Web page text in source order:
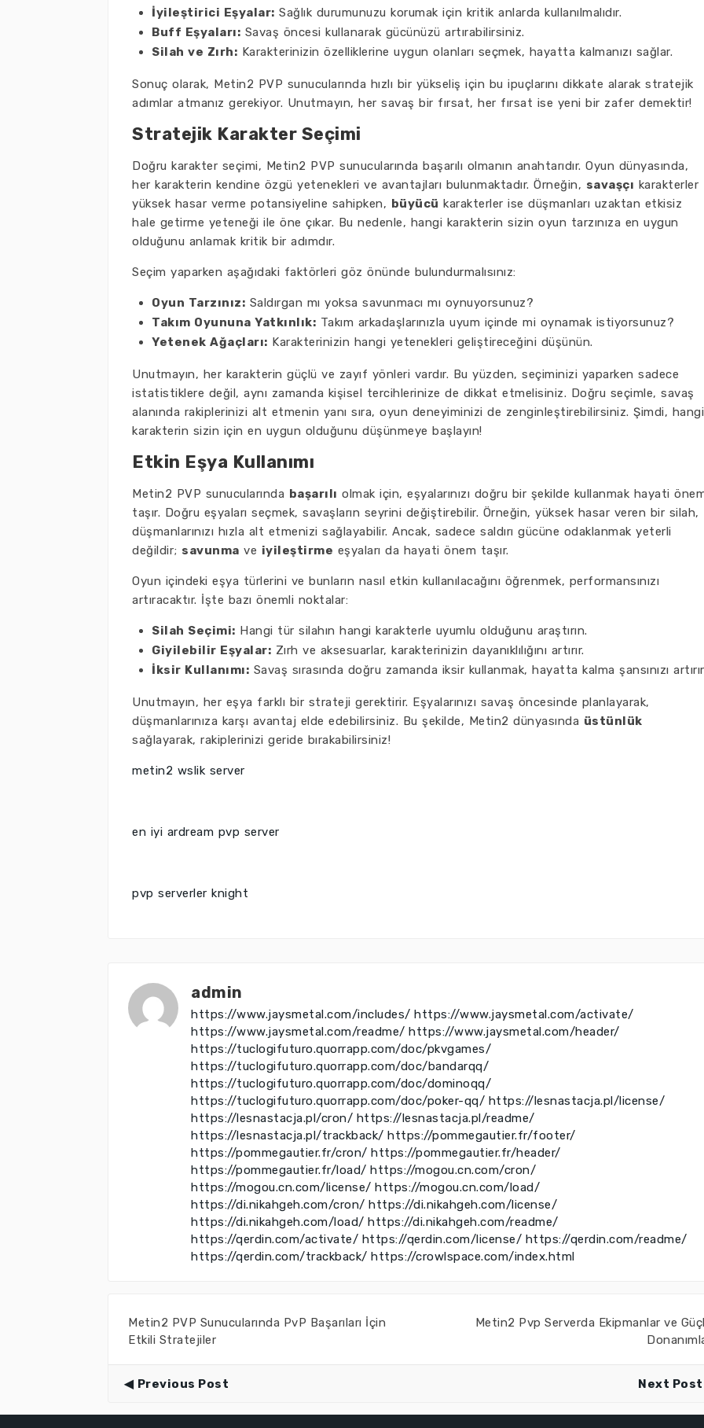
İyileştirici Eşyalar: Sağlık durumunuzu korumak için kritik anlarda kullanılmalıdır.
Buff Eşyaları: Savaş öncesi kullanarak gücünüzü artırabilirsiniz.
Silah ve Zırh: Karakterinizin özelliklerine uygun olanları seçmek, hayatta kalmanızı sağlar.
Sonuç olarak, Metin2 PVP sunucularında hızlı bir yükseliş için bu ipuçlarını dikkate alarak stratejik
adımlar atmanız gerekiyor. Unutmayın, her savaş bir fırsat, her fırsat ise yeni bir zafer demektir!
Stratejik Karakter Seçimi
Doğru karakter seçimi, Metin2 PVP sunucularında başarılı olmanın anahtarıdır. Oyun dünyasında,
her karakterin kendine özgü yetenekleri ve avantajları bulunmaktadır. Örneğin, savaşçı karakterler
yüksek hasar verme potansiyeline sahipken, büyücü karakterler ise düşmanları uzaktan etkisiz
hale getirme yeteneği ile öne çıkar. Bu nedenle, hangi karakterin sizin oyun tarzınıza en uygun
olduğunu anlamak kritik bir adımdır.
Seçim yaparken aşağıdaki faktörleri göz önünde bulundurmalısınız:
Oyun Tarzınız: Saldırgan mı yoksa savunmacı mı oynuyorsunuz?
Takım Oyununa Yatkınlık: Takım arkadaşlarınızla uyum içinde mi oynamak istiyorsunuz?
Yetenek Ağaçları: Karakterinizin hangi yetenekleri geliştireceğini düşünün.
Unutmayın, her karakterin güçlü ve zayıf yönleri vardır. Bu yüzden, seçiminizi yaparken sadece
istatistiklere değil, aynı zamanda kişisel tercihlerinize de dikkat etmelisiniz. Doğru seçimle, savaş
alanında rakiplerinizi alt etmenin yanı sıra, oyun deneyiminizi de zenginleştirebilirsiniz. Şimdi, hangi
karakterin sizin için en uygun olduğunu düşünmeye başlayın!
Etkin Eşya Kullanımı
Metin2 PVP sunucularında başarılı olmak için, eşyalarınızı doğru bir şekilde kullanmak hayati
taşır. Doğru eşyaları seçmek, savaşların seyrini değiştirebilir. Örneğin, yüksek hasar veren bir silah,
düşmanlarınızı hızla alt etmenizi sağlayabilir. Ancak, sadece saldırı gücüne odaklanmak yeterli
değildir; savunma ve iyileştirme eşyaları da hayati önem taşır.
Oyun içindeki eşya türlerini ve bunların nasıl etkin kullanılacağını öğrenmek, performansınızı
artıracaktır. İşte bazı önemli noktalar:
Silah Seçimi: Hangi tür silahın hangi karakterle uyumlu olduğunu araştırın.
Giyilebilir Eşyalar: Zırh ve aksesuarlar, karakterinizin dayanıklılığını artırır.
İksir Kullanımı: Savaş sırasında doğru zamanda iksir kullanmak, hayatta kalma şansınızı
Unutmayın, her eşya farklı bir strateji gerektirir. Eşyalarınızı savaş öncesinde planlayarak,
düşmanlarınıza karşı avantaj elde edebilirsiniz. Bu şekilde, Metin2 dünyasında üstünlük
sağlayarak, rakiplerinizi geride bırakabilirsiniz!
metin2 wslik server
en iyi ardream pvp server
pvp serverler knight
admin
https://www.jaysmetal.com/includes/ https://www.jaysmetal.com/activate/
https://www.jaysmetal.com/readme/ https://www.jaysmetal.com/header/
https://tuclogifuturo.quorrapp.com/doc/pkvgames/
https://tuclogifuturo.quorrapp.com/doc/bandarqq/
https://tuclogifuturo.quorrapp.com/doc/dominoqq/
https://tuclogifuturo.quorrapp.com/doc/poker-qq/ https://lesnastacja.pl/license/
https://lesnastacja.pl/cron/ https://lesnastacja.pl/readme/
https://lesnastacja.pl/trackback/ https://pommegautier.fr/footer/
https://pommegautier.fr/cron/ https://pommegautier.fr/header/
https://pommegautier.fr/load/ https://mogou.cn.com/cron/
https://mogou.cn.com/license/ https://mogou.cn.com/load/
https://di.nikahgeh.com/cron/ https://di.nikahgeh.com/license/
https://di.nikahgeh.com/load/ https://di.nikahgeh.com/readme/
https://qerdin.com/activate/ https://qerdin.com/license/ https://qerdin.com/readme/
https://qerdin.com/trackback/ https://crowlspace.com/index.html
Metin2 PVP Sunucularında PvP Başarıları İçin
Etkili Stratejiler
Metin2 Pvp Serverda Ekipmanlar ve
Previous Post Next Post